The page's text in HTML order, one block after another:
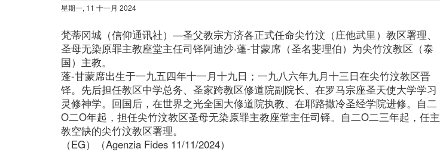
星期一, 11 十一月 2024
梵蒂冈城（信仰通讯社）—圣父教宗方济各正式任命尖竹汶（庄他武里）教区署理、
圣母无染原罪主教座堂主任司铎阿迪沙·蓬-甘蒙席（圣名斐理伯）为尖竹汶教区（泰
国）主教。
蓬-甘蒙席出生于一九五四年十一月十九日；一九八六年九月十三日在尖竹汶教区晋
铎。先后担任教区中学总务、圣家跨教区修道院副院长、在罗马宗座圣天使大学学习
灵修神学。回国后，在世界之光全国大修道院执教、在耶路撒冷圣经学院进修。自二
O二O年起，担任尖竹汶教区圣母无染原罪主教座堂主任司铎。自二O二三年起，任主
教空缺的尖竹汶教区署理。
（EG）（Agenzia Fides 11/11/2024）